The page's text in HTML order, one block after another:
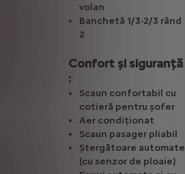
volan
Banchetă 1/3-2/3 rând
2
Confort și siguranță
:
Scaun confortabil cu
cotieră pentru șofer
Aer condiționat
Scaun pasager pliabil
Ștergătoare automate
(cu senzor de ploaie)